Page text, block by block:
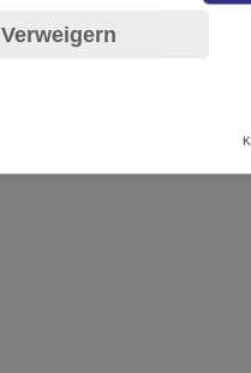
Verweigern